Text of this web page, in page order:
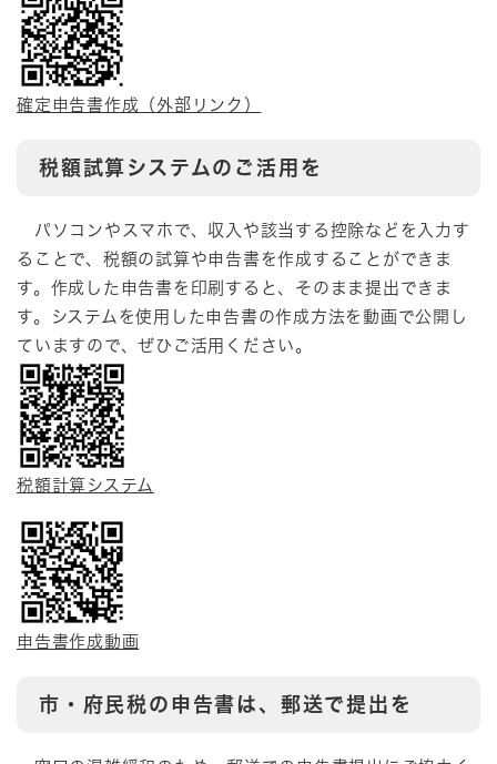
確定申告書作成（外部リンク）
税額試算システムのご活用を
パソコンやスマホで、収入や該当する控除などを入力す
ることで、税額の試算や申告書を作成することができま
す。作成した申告書を印刷すると、そのまま提出できま
す。システムを使用した申告書の作成方法を動画で公開し
ていますので、ぜひご活用ください。
税額計算システム
申告書作成動画
市・府民税の申告書は、郵送で提出を